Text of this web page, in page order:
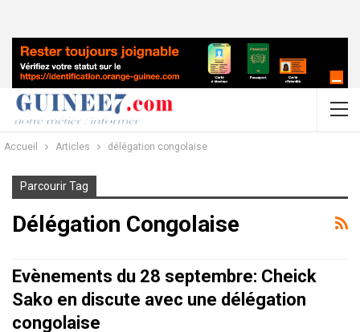
Accueil Articles délégation congolaise
Parcourir Tag
Délégation Congolaise
Evènements du 28 septembre: Cheick
Sako en discute avec une délégation
congolaise